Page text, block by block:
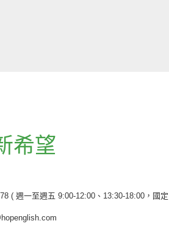
希望
( 週一至週五 9:00-12:00、13:30-18:00，國定